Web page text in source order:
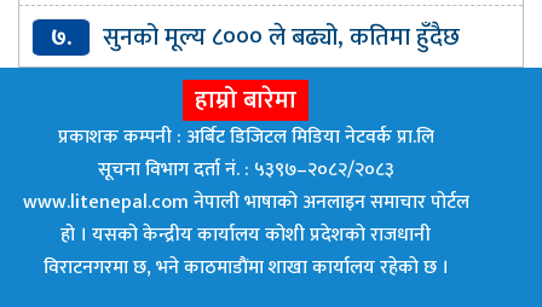
७.
सुनको मूल्य ८००० ले बढ्यो, कतिमा हुँदैछ
कारोबार ?
हाम्रो बारेमा
प्रकाशक कम्पनी : अर्बिट डिजिटल मिडिया नेटवर्क प्रा.लि
सूचना विभाग दर्ता नं. : ५३९७–२०८२/२०८३
www.litenepal.com नेपाली भाषाको अनलाइन समाचार पोर्टल
हो । यसको केन्द्रीय कार्यालय कोशी प्रदेशको राजधानी
विराटनगरमा छ, भने काठमाडाैंमा शाखा कार्यालय रहेकाे छ ।